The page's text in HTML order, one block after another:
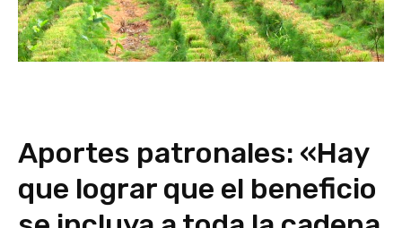
Aportes patronales: «Hay
que lograr que el beneficio